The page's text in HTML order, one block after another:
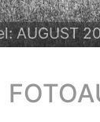
Titel: JULI